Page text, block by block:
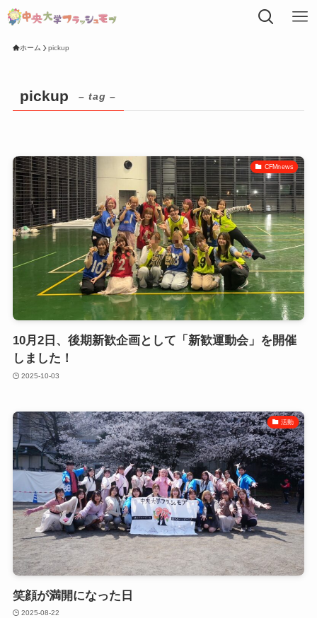
ホーム pickup
pickup – tag –
CFMnews
10月2日、後期新歓企画として「新歓運動会」を開催
しました！
2025-10-03
活動
笑顔が満開になった日
2025-08-22